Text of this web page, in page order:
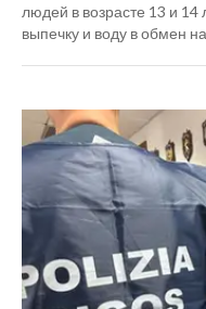
людей в возрасте 13 и 14
выпечку и воду в обмен